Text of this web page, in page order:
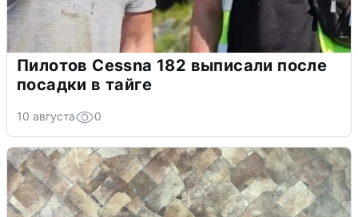
Пилотов Cessna 182 выписали после
посадки в тайге
10 августа 0